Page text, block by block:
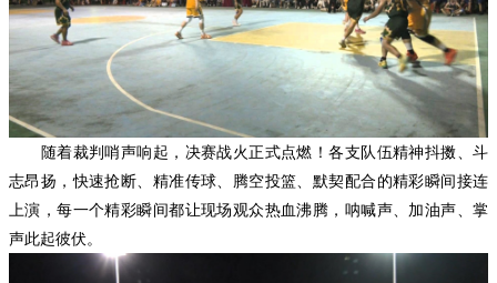
随着裁判哨声响起，决赛战火正式点燃！各支队伍精神抖擞、斗
志昂扬，快速抢断、精准传球、腾空投篮、默契配合的精彩瞬间接连
上演，每一个精彩瞬间都让现场观众热血沸腾，呐喊声、加油声、掌
声此起彼伏。